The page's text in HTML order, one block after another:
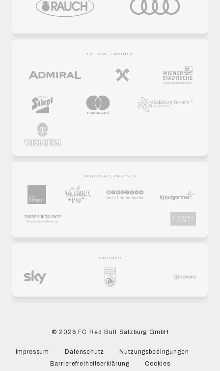
OFFICIAL PARTNER
REGIONALE PARTNER
PARTNER
© 2026 FC Red Bull Salzburg GmbH
Impressum Datenschutz
Nutzungsbedingungen
Barrierefreiheitserklärung
Cookies